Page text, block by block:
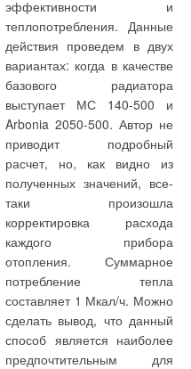
эффективности и
теплопотребления. Данные
действия проведем в двух
вариантах: когда в качестве
базового радиатора
выступает МС 140-500 и
Arbonia 2050-500. Автор не
приводит подробный
расчет, но, как видно из
полученных значений, все-
таки произошла
корректировка расхода
каждого прибора
отопления. Суммарное
потребление тепла
составляет 1 Мкал/ч. Можно
сделать вывод, что данный
способ является наиболее
предпочтительным для